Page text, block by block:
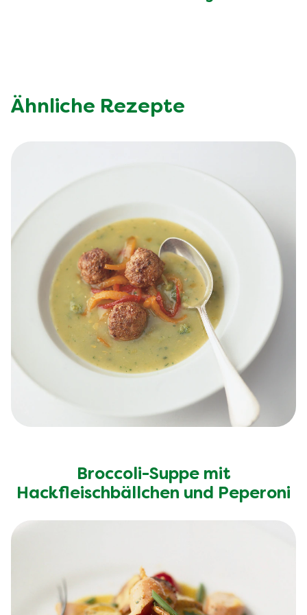
Ähnliche Rezepte
Broccoli-Suppe mit
Hackfleischbällchen und Peperoni